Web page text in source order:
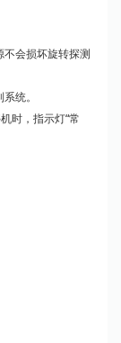
会损坏旋转探测
统。
时，指示灯“常